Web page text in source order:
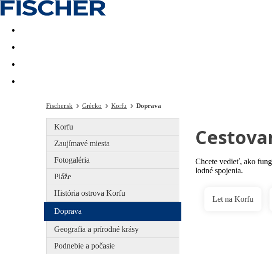
Last minute Dovolenkové kluby
Fischer.sk Grécko Korfu Doprava
Korfu
Zaujímavé miesta
Fotogaléria
Pláže
História ostrova Korfu
Doprava
Geografia a prírodné krásy
Podnebie a počasie
Chcete vedieť, ako
lodné spojenia.
Let na Korfu